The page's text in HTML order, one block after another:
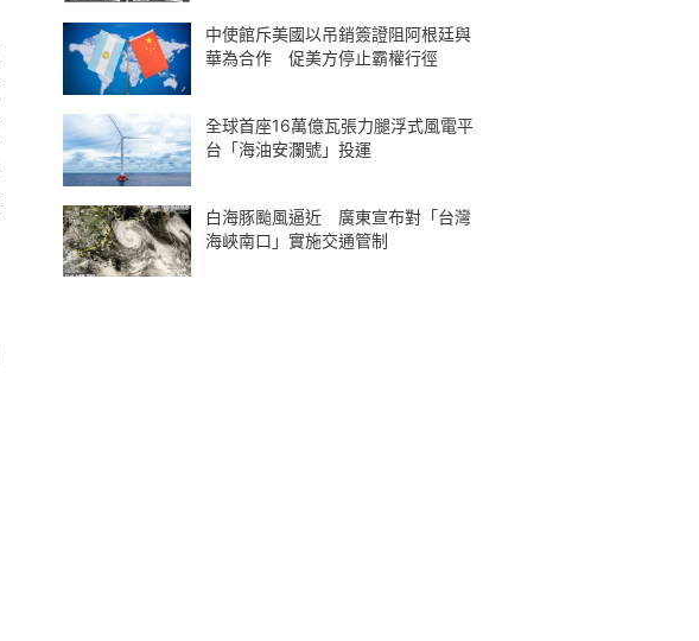
中使館斥美國以吊銷簽證阻阿根廷與
華為合作 促美方停止霸權行徑
全球首座16萬億瓦張力腿浮式風電平
台「海油安瀾號」投運
白海豚颱風逼近 廣東宣布對「台灣
海峽南口」實施交通管制